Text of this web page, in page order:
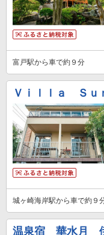
富戸駅から車で約９分
Ｖｉｌｌａ Ｓｕ
城ヶ崎海岸駅から車で約９
温泉宿 華水月